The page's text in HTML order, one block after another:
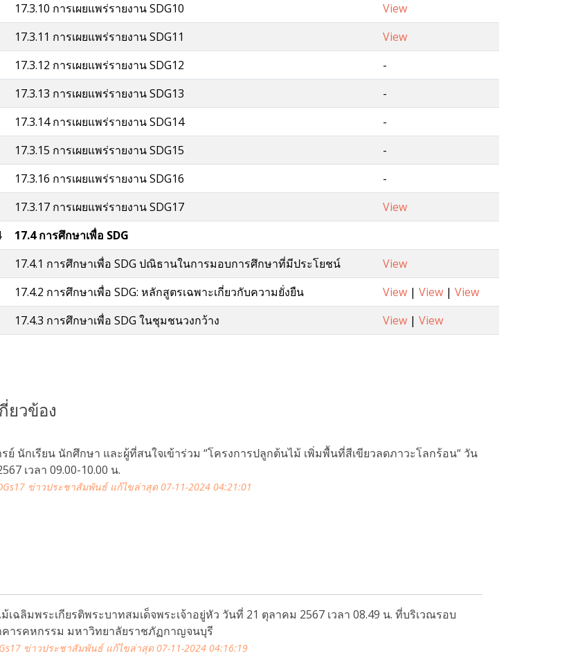
17.3.10 การเผยแพร่รายงาน SDG10
View
17.3.11 การเผยแพร่รายงาน SDG11
View
17.3.12 การเผยแพร่รายงาน SDG12
-
17.3.13 การเผยแพร่รายงาน SDG13
-
17.3.14 การเผยแพร่รายงาน SDG14
-
17.3.15 การเผยแพร่รายงาน SDG15
-
17.3.16 การเผยแพร่รายงาน SDG16
-
17.3.17 การเผยแพร่รายงาน SDG17
View
17.4 การศึกษาเพื่อ SDG
17.4.1 การศึกษาเพื่อ SDG ปณิธานในการมอบการศึกษาที่มีประโยชน์
View
17.4.2 การศึกษาเพื่อ SDG: หลักสูตรเฉพาะเกี่ยวกับความยั่งยืน
View | View | View
17.4.3 การศึกษาเพื่อ SDG ในชุมชนวงกว้าง
View | View
ยวข้อง
ย์ นักเรียน นักศึกษา และผู้ที่สนใจเข้าร่วม “โครงการปลูกต้นไม้ เพิ่มพื้นที่สีเขียวลดภาวะโลกร้อน“ วัน
เวลา 09.00-10.00 น.
ข่าวประชาสัมพันธ์ แก้ไขล่าสุด 07-11-2024 04:21:01
เฉลิมพระเกียรติพระบาทสมเด็จพระเจ้าอยู่หัว วันที่ 21 ตุลาคม 2567 เวลา 08.49 น. ที่บริเวณรอบ
คารคหกรรม มหาวิทยาลัยราชภัฏกาญจนบุรี
ข่าวประชาสัมพันธ์ แก้ไขล่าสุด 07-11-2024 04:16:19